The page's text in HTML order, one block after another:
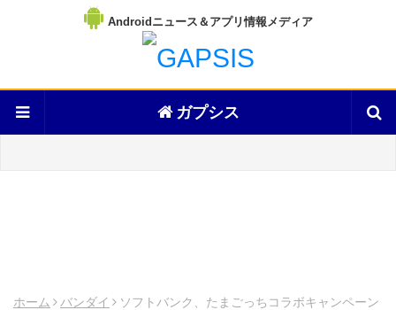
Androidニュース＆アプリ情報メディア
ガプシス
ホーム バンダイ
ソフトバンク、たまごっちコラボキャンペーン